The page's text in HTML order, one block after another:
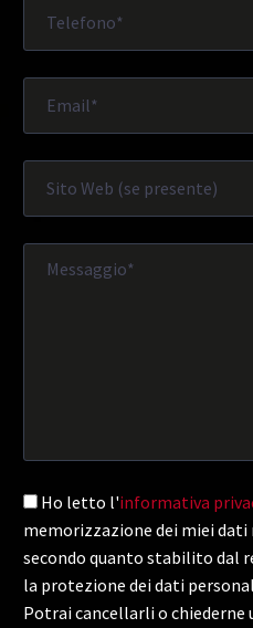
Ho letto l'informativa
memorizzazione dei miei
secondo quanto stabilito dal
la protezione dei dati
Potrai cancellarli o chiederne